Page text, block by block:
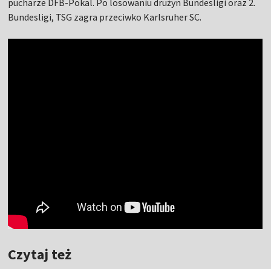
pucharze DFB-Pokal. Po losowaniu drużyn Bundesligi oraz 2.
Bundesligi, TSG zagra przeciwko Karlsruher SC.
Czytaj też